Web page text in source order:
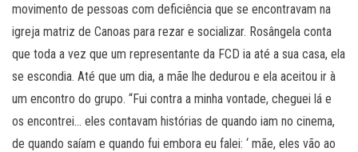
movimento de pessoas com deficiência que se encontravam na
igreja matriz de Canoas para rezar e socializar. Rosângela conta
que toda a vez que um representante da FCD ia até a sua casa, ela
se escondia. Até que um dia, a mãe lhe dedurou e ela aceitou ir à
um encontro do grupo. “Fui contra a minha vontade, cheguei lá e
os encontrei… eles contavam histórias de quando iam no cinema,
de quando saíam e quando fui embora eu falei: ‘ mãe, eles vão ao